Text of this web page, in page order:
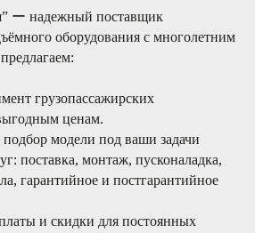
ー надежный поставщик
оборудования с многолетним
грузопассажирских
ценам.
модели под ваши задачи
поставка, монтаж, пусконаладка,
гарантийное и постгарантийное
и скидки для постоянных
в неделю две
выехать в
проведения
сложности
особого
и работ.